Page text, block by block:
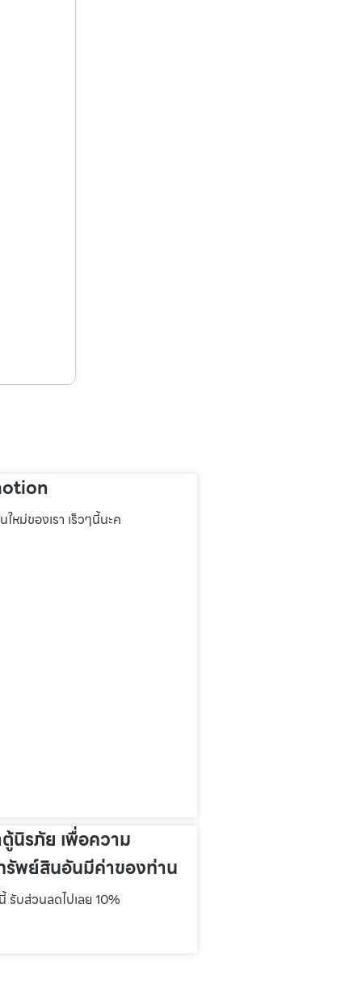
หม่ของเรา เร็วๆนี้นะค
ตู้นิรภัย เพื่อความ
พย์สินอันมีค่าของท่าน
รับส่วนลดไปเลย 10%